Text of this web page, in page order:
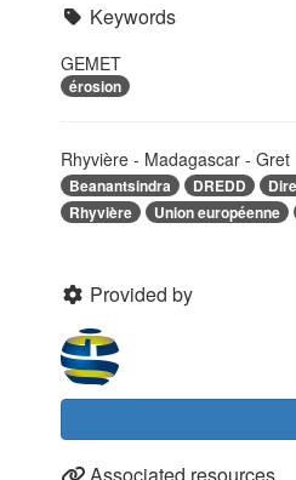
Keywords
GEMET
érosion
Rhyvière - Madagascar - Gret
Beanantsindra DREDD
Rhyvière
Union européenne
Provided by
Associated resources